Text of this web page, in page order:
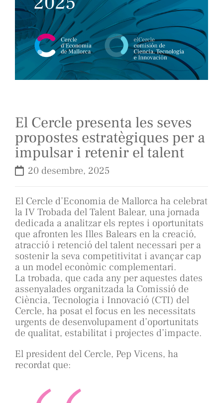
El Cercle presenta les seves
propostes estratègiques per a
impulsar i retenir el talent
20 desembre, 2025
El Cercle d’Economia de Mallorca ha celebrat
la IV Trobada del Talent Balear, una jornada
dedicada a analitzar els reptes i oportunitats
que afronten les Illes Balears en la creació,
atracció i retenció del talent necessari per a
sostenir la seva competitivitat i avançar cap
a un model econòmic complementari.
La trobada, que cada any per aquestes dates
assenyalades organitzada la Comissió de
Ciència, Tecnologia i Innovació (CTI) del
Cercle, ha posat el focus en les necessitats
urgents de desenvolupament d’oportunitats
de qualitat, estabilitat i projectes d’impacte.
El president del Cercle, Pep Vicens, ha
recordat que: